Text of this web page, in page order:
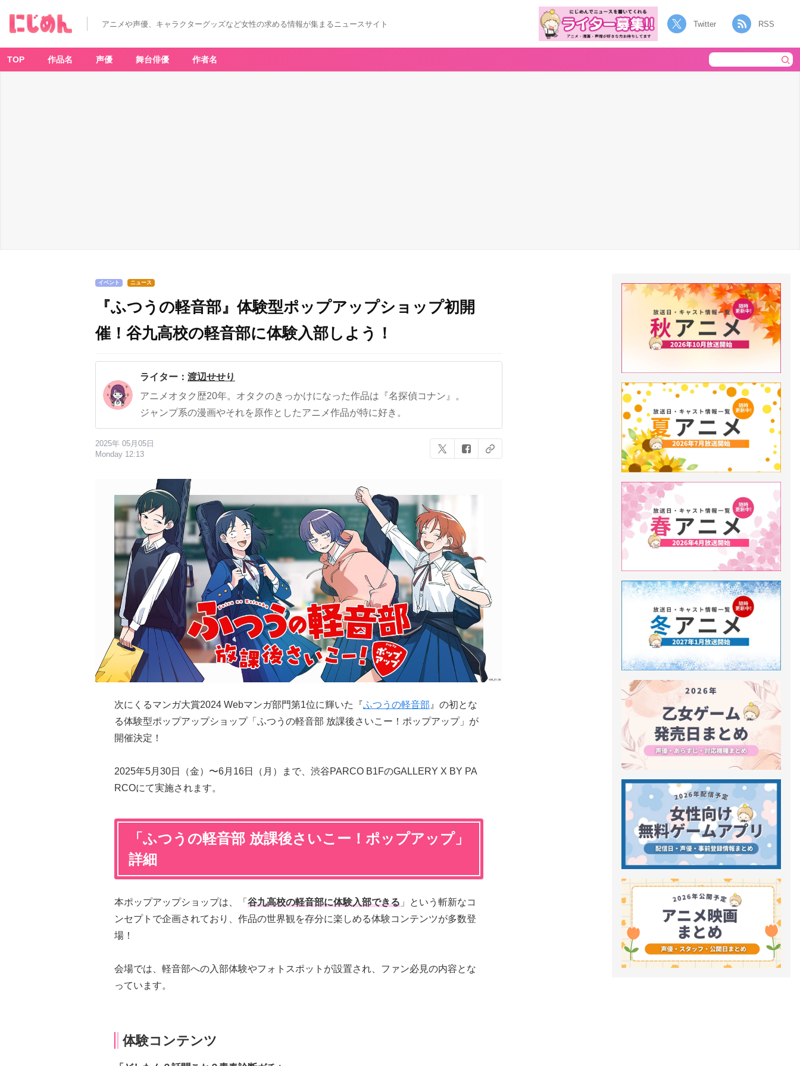
アニメや声優、キャラクターグッズなど女性の求める情報が集まるニュースサイト Twitter RSS
TOP 作品名 声優 舞台俳優 作者名
イベント ニュース
『ふつうの軽音部』体験型ポップアップショップ初開
催！谷九高校の軽音部に体験入部しよう！
ライター： 渡辺せせり
アニメオタク歴20年。オタクのきっかけになった作品は『名探偵コナン』。
ジャンプ系の漫画やそれを原作としたアニメ作品が特に好き。
2025年 05月05日
Monday 12:13
次にくるマンガ大賞2024 Webマンガ部門第1位に輝いた『ふつうの軽音部 』の初とな
る体験型ポップアップショップ「ふつうの軽音部 放課後さいこー！ポップアップ」が
開催決定！
2025年5月30日（金）〜6月16日（月）まで、渋谷PARCO B1FのGALLERY X BY PA
RCOにて実施されます。
「ふつうの軽音部 放課後さいこー！ポップアップ」
詳細
本ポップアップショップは、「 谷九高校の軽音部に体験入部できる 」という斬新なコ
ンセプトで企画されており、作品の世界観を存分に楽しめる体験コンテンツが多数登
場！
会場では、軽音部への入部体験やフォトスポットが設置され、ファン必見の内容とな
っています。
体験コンテンツ